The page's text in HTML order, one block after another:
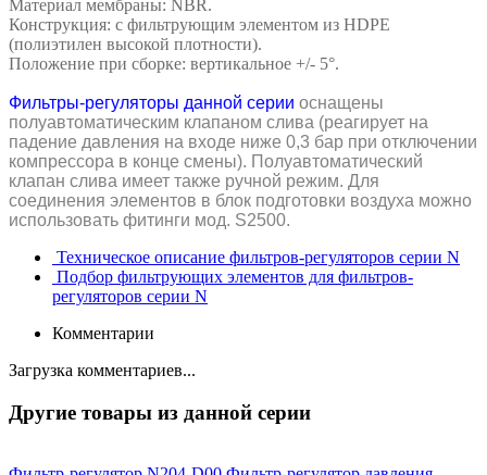
Материал мембраны: NBR.
Конструкция: с фильтрующим элементом из HDPE
(полиэтилен высокой плотности).
Положение при сборке: вертикальное +/- 5°.
Фильтры-регуляторы данной серии оснащены
полуавтоматическим клапаном слива (реагирует на
падение давления на входе ниже 0,3 бар при отключении
компрессора в конце смены). Полуавтоматический
клапан слива имеет также ручной режим. Для
соединения элементов в блок подготовки воздуха можно
использовать фитинги мод. S2500.
Техническое описание фильтров-регуляторов серии N
Подбор фильтрующих элементов для фильтров-
регуляторов серии N
Комментарии
Загрузка комментариев...
Другие товары из данной серии